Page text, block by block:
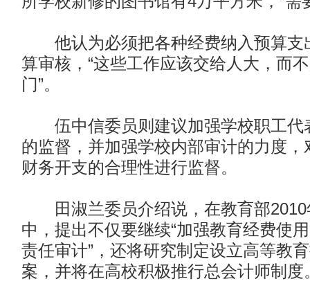
他认为必须把各种经费纳入预算支
算审核，“这些工作应该交给人大，而
门”。
伍中信委员则建议加强学校职工代
的监督，并加强学校内部审计的力度，
财务开支的合理性进行监督。
田淑兰委员介绍说，在教育部2010
中，提出不仅要继续“加强教育经费使
责任审计”，还将研究制定设立高等教
案，并将在高校积极推行总会计师制度